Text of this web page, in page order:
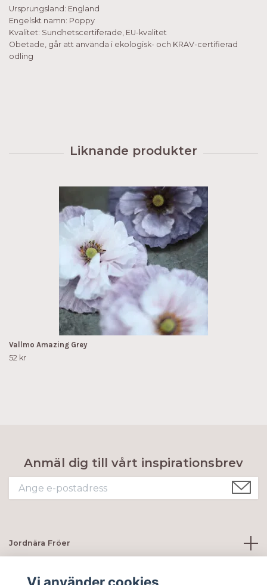
Ursprungsland: England
Engelskt namn: Poppy
Kvalitet: Sundhetscertiferade, EU-kvalitet
Obetade, går att använda i ekologisk- och KRAV-certifierad
odling
Vallmo Amazing Grey
52 kr
Anmäl dig till vårt inspirationsbrev
Jordnära Fröer